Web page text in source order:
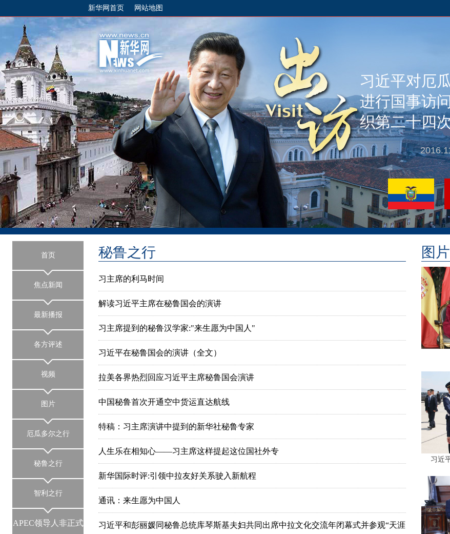
首页
焦点新闻
最新播报
各方评述
视频
图片
厄瓜多尔之行
秘鲁之行
智利之行
APEC领导人非正式
新华网首页 网站地图
习近平对厄
进行国事访
织第二十四
秘鲁之行
习主席的利马时间
解读习近平主席在秘鲁国会的演讲
习主席提到的秘鲁汉学家:"来生愿为中国人"
习近平在秘鲁国会的演讲（全文）
拉美各界热烈回应习近平主席秘鲁国会演讲
中国秘鲁首次开通空中货运直达航线
特稿：习主席演讲中提到的新华社秘鲁专家
人生乐在相知心——习主席这样提起这位国社外专
新华国际时评:引领中拉友好关系驶入新航程
通讯：来生愿为中国人
习近平和彭丽媛同秘鲁总统库琴斯基夫妇共同出席中拉文化交流年闭幕式并参观“天涯
图片
习近